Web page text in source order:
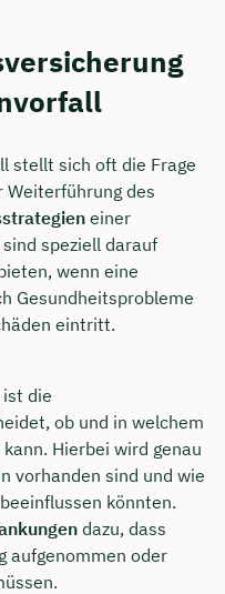
stellt sich oft die Frage
Weiterführung des
einer
speziell darauf
wenn eine
Gesundheitsprobleme
eintritt.
die
ob und in welchem
Hierbei wird genau
vorhanden sind und wie
beeinflussen könnten.
dazu, dass
aufgenommen oder